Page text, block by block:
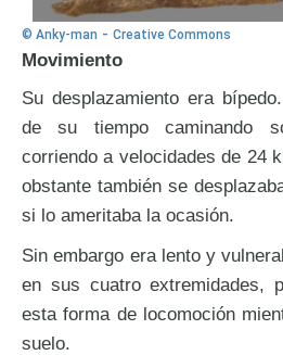
© Anky-man - Creative Commons
Movimiento
Su desplazamiento era
de su tiempo caminando
corriendo a velocidades de 24
obstante también se
si lo ameritaba la ocasión.
Sin embargo era lento y
en sus cuatro extremidades,
esta forma de locomoción
suelo.